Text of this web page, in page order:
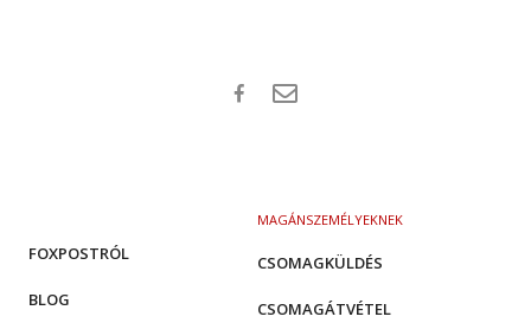
MAGÁNSZEMÉLYEKNEK
CSOMAGKÜLDÉS
CSOMAGÁTVÉTEL
FOXPOSTRÓL
BLOG